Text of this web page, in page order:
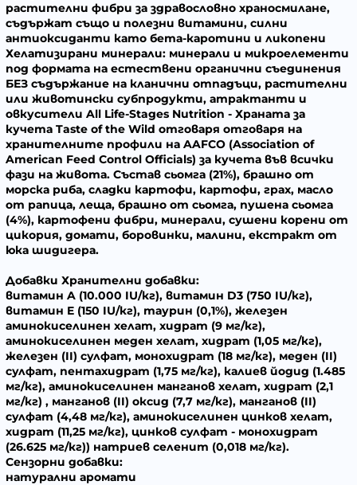
растителни фибри за здравословно храносмилане,
съдържат също и полезни витамини, силни
антиоксиданти като бета-каротини и ликопени
Хелатизирани минерали: минерали и микроелементи
под формата на естествени органични съединения
БЕЗ съдържание на кланични отпадъци, растителни
или животински субпродукти, атрактанти и
овкусители All Life-Stages Nutrition - Храната за
кучета Taste of the Wild отговаря отговаря на
хранителните профили на AAFCO (Association of
American Feed Control Officials) за кучета във всички
фази на живота. Състав сьомга (21%), брашно от
морска риба, сладки картофи, картофи, грах, масло
от рапица, леща, брашно от сьомга, пушена сьомга
(4%), картофени фибри, минерали, сушени корени от
цикория, домати, боровинки, малини, екстракт от
юка шидигера.
Добавки Хранителни добавки:
витамин A (10.000 IU/кг), витамин D3 (750 IU/кг),
витамин E (150 IU/кг), таурин (0,1%), железен
аминокиселинен хелат, хидрат (9 мг/кг),
аминокиселинен меден хелат, хидрат (1,05 мг/кг),
железен (II) сулфат, монохидрат (18 мг/кг), меден (II)
сулфат, пентахидрат (1,75 мг/кг), калиев йодид (1.485
мг/кг), аминокиселинен манганов хелат, хидрат (2,1
мг/кг) , манганов (II) оксид (7,7 мг/кг), манганов (II)
сулфат (4,48 мг/кг), аминокиселинен цинков хелат,
хидрат (11,25 мг/кг), цинков сулфат - монохидрат
(26.625 мг/кг)) натриев селенит (0,018 мг/кг).
Сензорни добавки:
натурални аромати